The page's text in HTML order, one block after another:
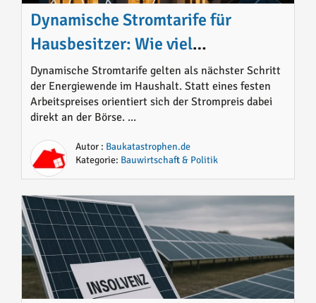
Dynamische Stromtarife für
Hausbesitzer: Wie viel
Sparpotenzial steckt wirklich drin?
Dynamische Stromtarife gelten als nächster Schritt
der Energiewende im Haushalt. Statt eines festen
Arbeitspreises orientiert sich der Strompreis dabei
direkt an der Börse. ...
Autor : Baukatastrophen.de
Kategorie: Bauwirtschaft & Politik